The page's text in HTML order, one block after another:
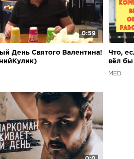
0:59
День Святого Валентина!
Что,
вёл бы
МЁD